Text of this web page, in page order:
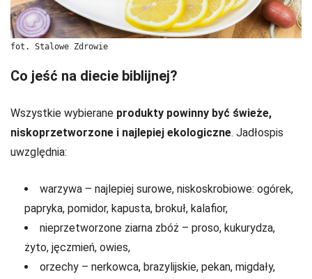
fot. Stalowe Zdrowie
Co jeść na diecie biblijnej?
Wszystkie wybierane produkty powinny być świeże,
niskoprzetworzone i najlepiej ekologiczne. Jadłospis
uwzględnia:
warzywa – najlepiej surowe, niskoskrobiowe: ogórek,
papryka, pomidor, kapusta, brokuł, kalafior,
nieprzetworzone ziarna zbóż – proso, kukurydza,
żyto, jęczmień, owies,
orzechy – nerkowca, brazylijskie, pekan, migdały,